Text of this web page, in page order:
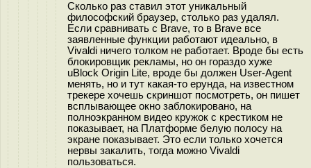
Сколько раз ставил этот уникальный
философский браузер, столько раз удалял.
Если сравнивать с Brave, то в Brave все
заявленные функции работают идеально, в
Vivaldi ничего толком не работает. Вроде бы есть
блокировщик рекламы, но он гораздо хуже
uBlock Origin Lite, вроде бы должен User-Agent
менять, но и тут какая-то ерунда, на известном
трекере хочешь скриншот посмотреть, он пишет
всплывающее окно заблокировано, на
полноэкранном видео кружок с крестиком не
показывает, на Платформе белую полосу на
экране показывает. Это если только хочется
нервы закалить, тогда можно Vivaldi
пользоваться.